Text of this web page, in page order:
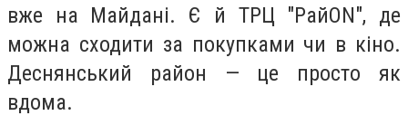
вже на Майдані. Є й ТРЦ "РайON", де
можна сходити за покупками чи в кіно.
Деснянський район — це просто як
вдома.